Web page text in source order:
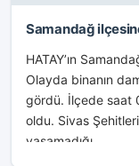
Samandağ
HATAY’ın
Olayda binanın
gördü. İlçede saat
oldu. Sivas
yaşamadığı...